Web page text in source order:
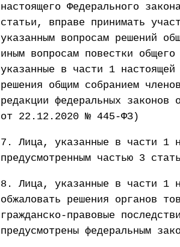
настоящего Федерального
статьи, вправе принимать
указанным вопросам решений
иным вопросам повестки
указанные в части 1
решения общим собранием
редакции федеральных
от 22.12.2020 № 445-ФЗ)
7. Лица, указанные в части 1
предусмотренным частью 3
8. Лица, указанные в части 1
обжаловать решения органов
гражданско-правовые
предусмотрены федеральным